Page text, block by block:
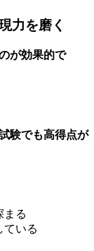
力を磨く
が効果的で
験でも高得点が
まる
ている